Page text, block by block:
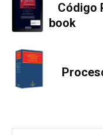
Código
book